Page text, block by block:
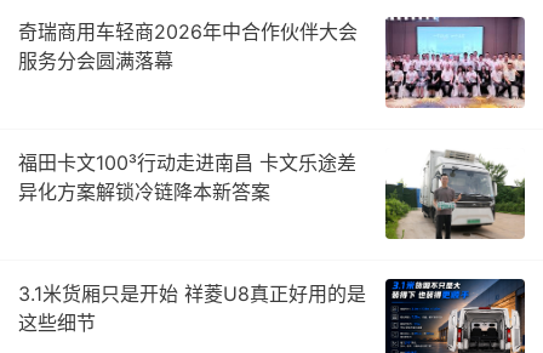
奇瑞商用车轻商2026年中合作伙伴大会
服务分会圆满落幕
福田卡文100³行动走进南昌 卡文乐途差
异化方案解锁冷链降本新答案
3.1米货厢只是开始 祥菱U8真正好用的是
这些细节